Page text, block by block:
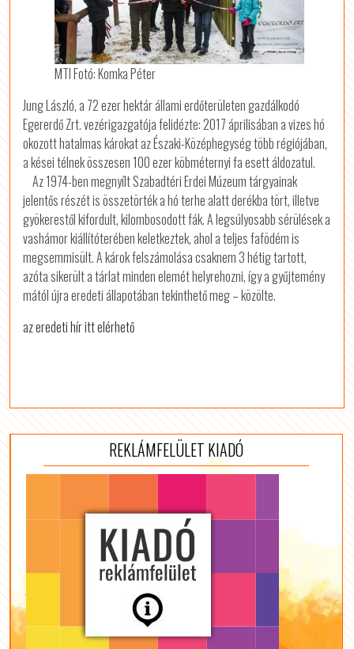
MTI Fotó: Komka Péter
Jung László, a 72 ezer hektár állami erdőterületen gazdálkodó
Egererdő Zrt. vezérigazgatója felidézte: 2017 áprilisában a vizes hó
okozott hatalmas károkat az Északi-Középhegység több régiójában,
a kései télnek összesen 100 ezer köbméternyi fa esett áldozatul.
Az 1974-ben megnyílt Szabadtéri Erdei Múzeum tárgyainak
jelentős részét is összetörték a hó terhe alatt derékba tört, illetve
gyökerestől kifordult, kilombosodott fák. A legsúlyosabb sérülések a
vashámor kiállítóterében keletkeztek, ahol a teljes fafödém is
megsemmisült. A károk felszámolása csaknem 3 hétig tartott,
azóta sikerült a tárlat minden elemét helyrehozni, így a gyűjtemény
mától újra eredeti állapotában tekinthető meg – közölte.
az eredeti hír itt elérhető
REKLÁMFELÜLET KIADÓ